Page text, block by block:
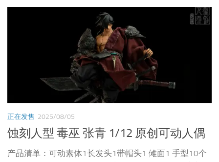
正在发售 2025/08/05
蚀刻人型 毒巫 张青 1/12 原创可动人偶
产品清单：可动素体1长发头1带帽头1 傩面1 手型10个